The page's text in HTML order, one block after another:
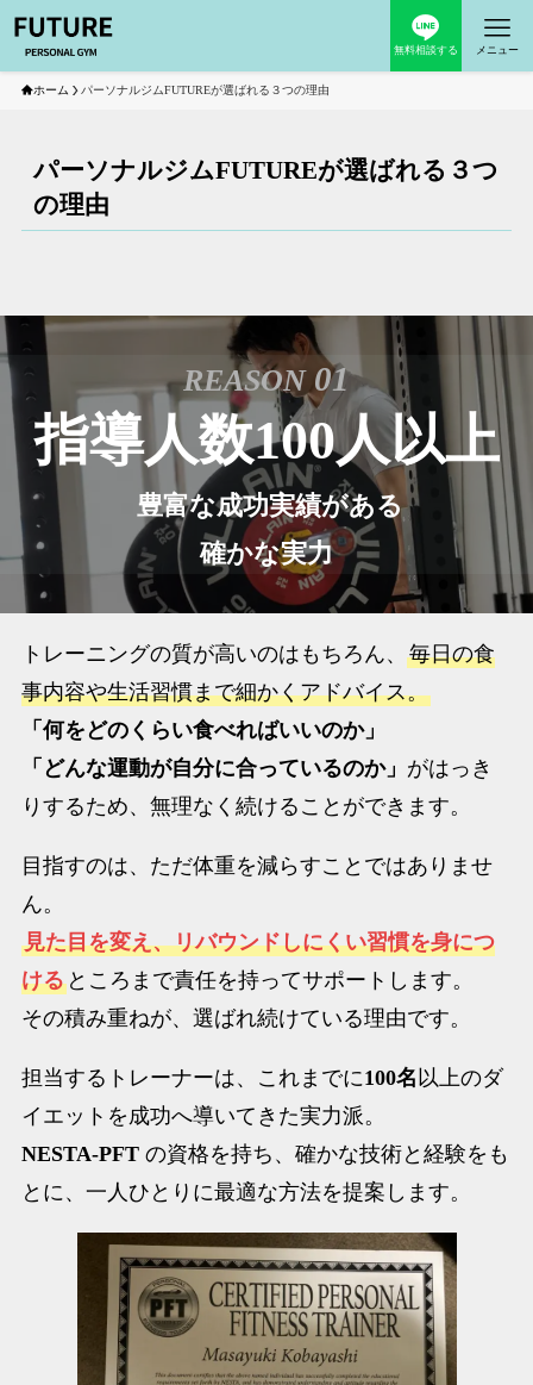
無料相談する メニュー
ホーム パーソナルジムFUTUREが選ばれる３つの理由
パーソナルジムFUTUREが選ばれる３つ
の理由
REASON01
指導人数100人以上
豊富な成功実績がある
確かな実力
トレーニングの質が高いのはもちろん、 毎日の食
事内容や生活習慣まで細かくアドバイス。
「何をどのくらい食べればいいのか」
「どんな運動が自分に合っているのか」 がはっき
りするため、無理なく続けることができます。
目指すのは、ただ体重を減らすことではありませ
ん。
見た目を変え、リバウンドしにくい習慣を身につ
けるところまで責任を持ってサポートします。
その積み重ねが、選ばれ続けている理由です。
担当するトレーナーは、これまでに100名以上のダ
イエットを成功へ導いてきた実力派。
NESTA-PFTの資格を持ち、確かな技術と経験をも
とに、一人ひとりに最適な方法を提案します。